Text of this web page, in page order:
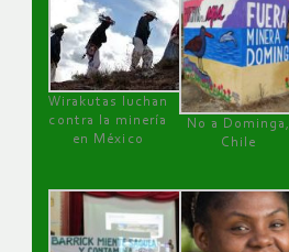
Wirakutas luchan
contra la minería
en México
No a Dominga,
Chile